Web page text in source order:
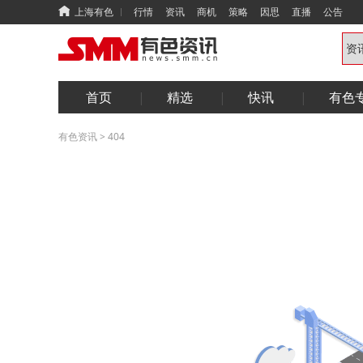
上海有色 行情 资讯 商机 策略 因思 直播 公告
首页 精选 快讯 有色
有色资讯> 404